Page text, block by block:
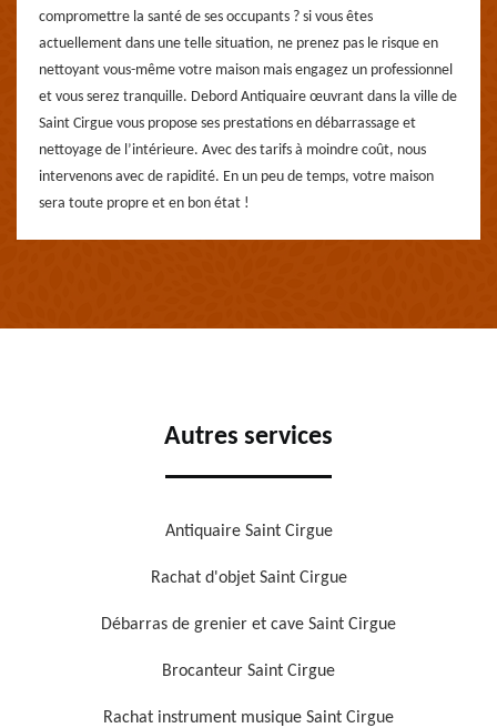
compromettre la santé de ses occupants ? si vous êtes
actuellement dans une telle situation, ne prenez pas le risque en
nettoyant vous-même votre maison mais engagez un professionnel
et vous serez tranquille. Debord Antiquaire œuvrant dans la ville de
Saint Cirgue vous propose ses prestations en débarrassage et
nettoyage de l’intérieure. Avec des tarifs à moindre coût, nous
intervenons avec de rapidité. En un peu de temps, votre maison
sera toute propre et en bon état !
Autres services
Antiquaire Saint Cirgue
Rachat d'objet Saint Cirgue
Débarras de grenier et cave Saint Cirgue
Brocanteur Saint Cirgue
Rachat instrument musique Saint Cirgue